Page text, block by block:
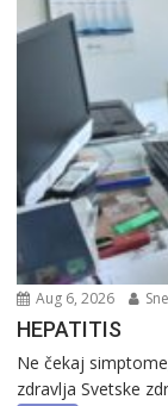
Aug 6, 2026
HEPATITIS
Ne čekaj
zdravlja Svetske